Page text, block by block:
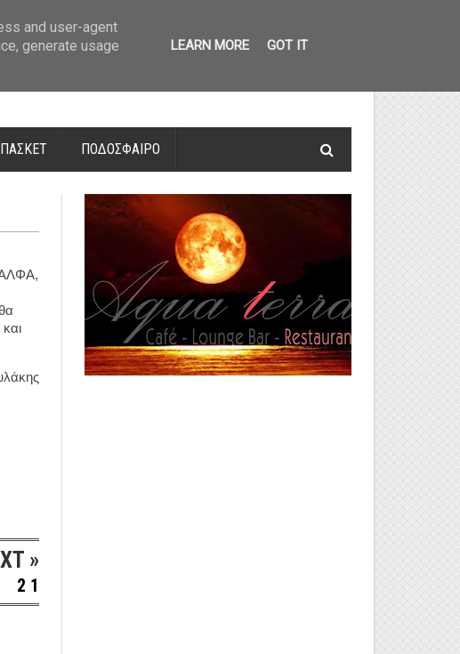
ΠΟΔΟΣΦΑΙΡΟ
ΑΛΦΑ,
»
2 1
and user-agent
generate usage
LEARN MORE GOT IT